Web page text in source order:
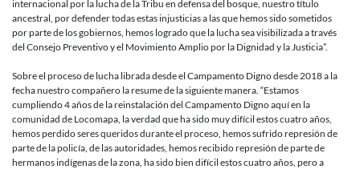
internacional por la lucha de la Tribu en defensa del bosque, nuestro título
ancestral, por defender todas estas injusticias a las que hemos sido sometidos
por parte de los gobiernos, hemos logrado que la lucha sea visibilizada a través
del Consejo Preventivo y el Movimiento Amplio por la Dignidad y la Justicia”.
Sobre el proceso de lucha librada desde el Campamento Digno desde 2018 a la
fecha nuestro compañero la resume de la siguiente manera. “Estamos
cumpliendo 4 años de la reinstalación del Campamento Digno aquí en la
comunidad de Locomapa, la verdad que ha sido muy difícil estos cuatro años,
hemos perdido seres queridos durante el proceso, hemos sufrido represión de
parte de la policía, de las autoridades, hemos recibido represión de parte de
hermanos indígenas de la zona, ha sido bien difícil estos cuatro años, pero a